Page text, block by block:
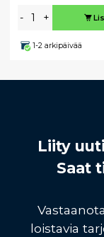
- +
1-2 arkipäivää
Liity
Saat
loistavia